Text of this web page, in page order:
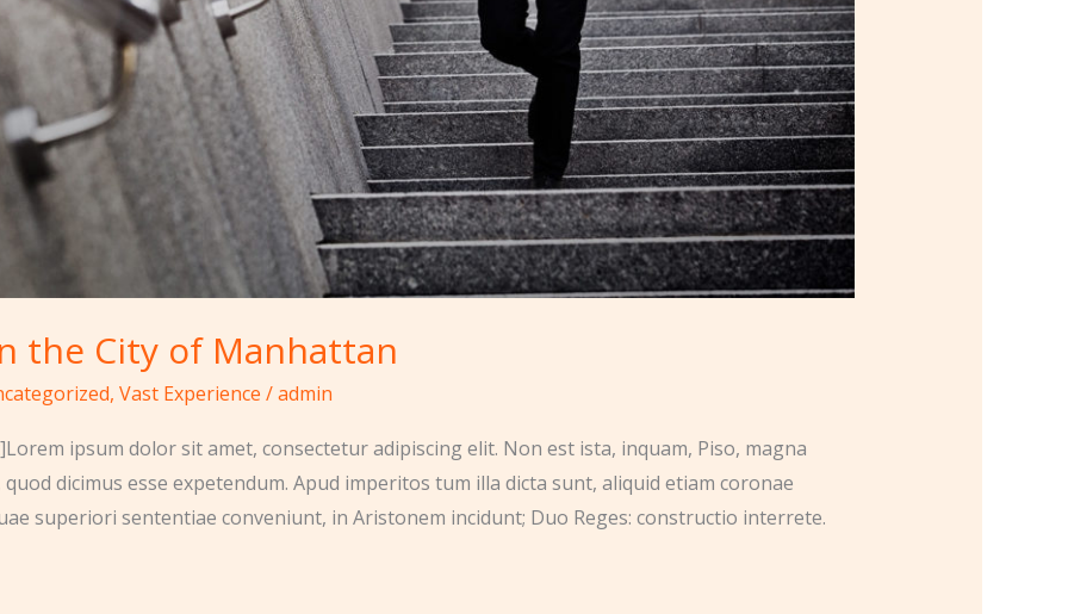
the City of Manhattan
, Vast Experience /admin
ipsum dolor sit amet, consectetur adipiscing elit. Non est ista, inquam, Piso, magna
dicimus esse expetendum. Apud imperitos tum illa dicta sunt, aliquid etiam coronae
superiori sententiae conveniunt, in Aristonem incidunt; Duo Reges: constructio interrete.